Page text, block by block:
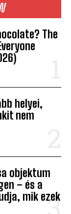
The
helyei,
nem
objektum
– és a
mik ezek